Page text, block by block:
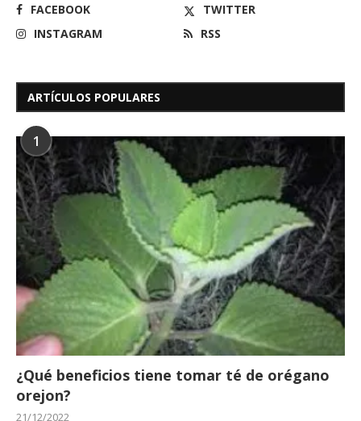
FACEBOOK
TWITTER
INSTAGRAM
RSS
ARTÍCULOS POPULARES
1
¿Qué beneficios tiene tomar té de orégano
orejon?
21/12/2022